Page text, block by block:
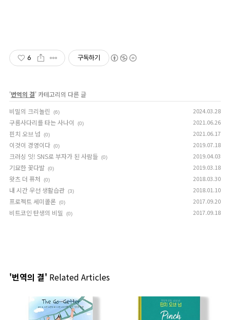
6 구독하기
'번역의 결' 카테고리의 다른 글
비밀의 크리놀린
(6) 2024.03.28
구름사다리를 타는 사나이 (0) 2021.06.26
핀치 오브 넘 (0) 2021.06.17
이것이 경영이다 (0) 2019.07.18
크러싱 잇! SNS로 부자가 된 사람들 (0) 2019.04.03
기묘한 꽃다발 (0) 2019.03.18
왓츠 더 퓨처 (0) 2018.03.30
내 시간 우선 생활습관 (3) 2018.01.10
프로젝트 세미콜론 (0) 2017.09.20
비트코인 탄생의 비밀 (0) 2017.09.18
'번역의 결' Related Articles